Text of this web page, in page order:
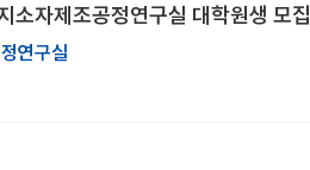
소자제조공정연구실 대학원생 모집
연구실